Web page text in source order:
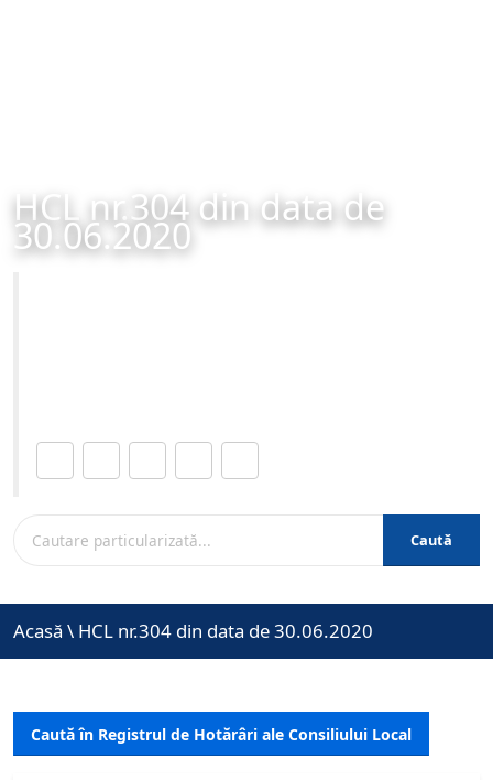
HCL nr.304 din data de
30.06.2020
Caută
Acasă \ HCL nr.304 din data de 30.06.2020
Caută în Registrul de Hotărâri ale Consiliului Local